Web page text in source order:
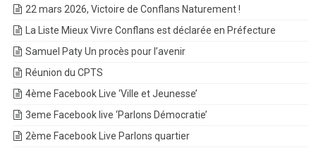
22 mars 2026, Victoire de Conflans Naturement !
La Liste Mieux Vivre Conflans est déclarée en Préfecture
Samuel Paty Un procès pour l’avenir
Réunion du CPTS
4ème Facebook Live ‘Ville et Jeunesse’
3eme Facebook live ‘Parlons Démocratie’
2ème Facebook Live Parlons quartier